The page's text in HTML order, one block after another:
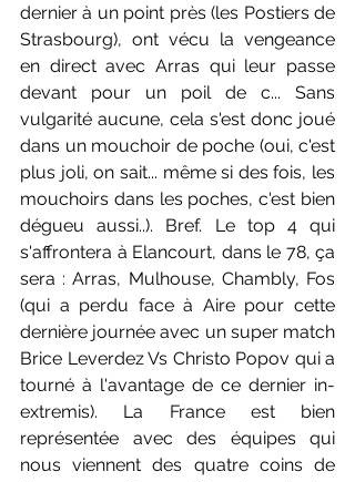
dernier à un point près (les Postiers de
Strasbourg), ont vécu la vengeance
en direct avec Arras qui leur passe
devant pour un poil de c... Sans
vulgarité aucune, cela s'est donc joué
dans un mouchoir de poche (oui, c'est
plus joli, on sait... même si des fois, les
mouchoirs dans les poches, c'est bien
dégueu aussi..). Bref. Le top 4 qui
s'affrontera à Elancourt, dans le 78, ça
sera : Arras, Mulhouse, Chambly, Fos
(qui a perdu face à Aire pour cette
dernière journée avec un super match
Brice Leverdez Vs Christo Popov qui a
tourné à l'avantage de ce dernier in-
extremis). La France est bien
représentée avec des équipes qui
nous viennent des quatre coins de